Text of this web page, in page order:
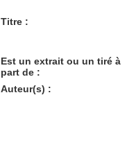
Titre :
Est un extrait ou un tiré à
part de :
Auteur(s) :